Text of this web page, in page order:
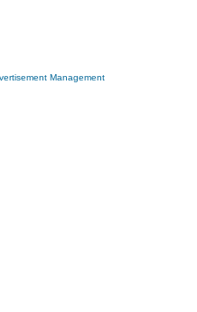
Management